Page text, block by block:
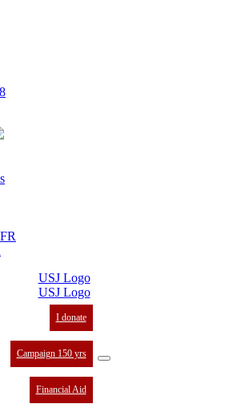
FR
I donate
Campaign 150 yrs
Financial Aid